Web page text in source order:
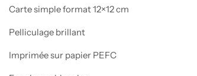
Carte simple format 12×12 cm
Pelliculage brillant
Imprimée sur papier PEFC